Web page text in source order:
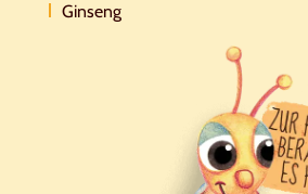
Ginseng